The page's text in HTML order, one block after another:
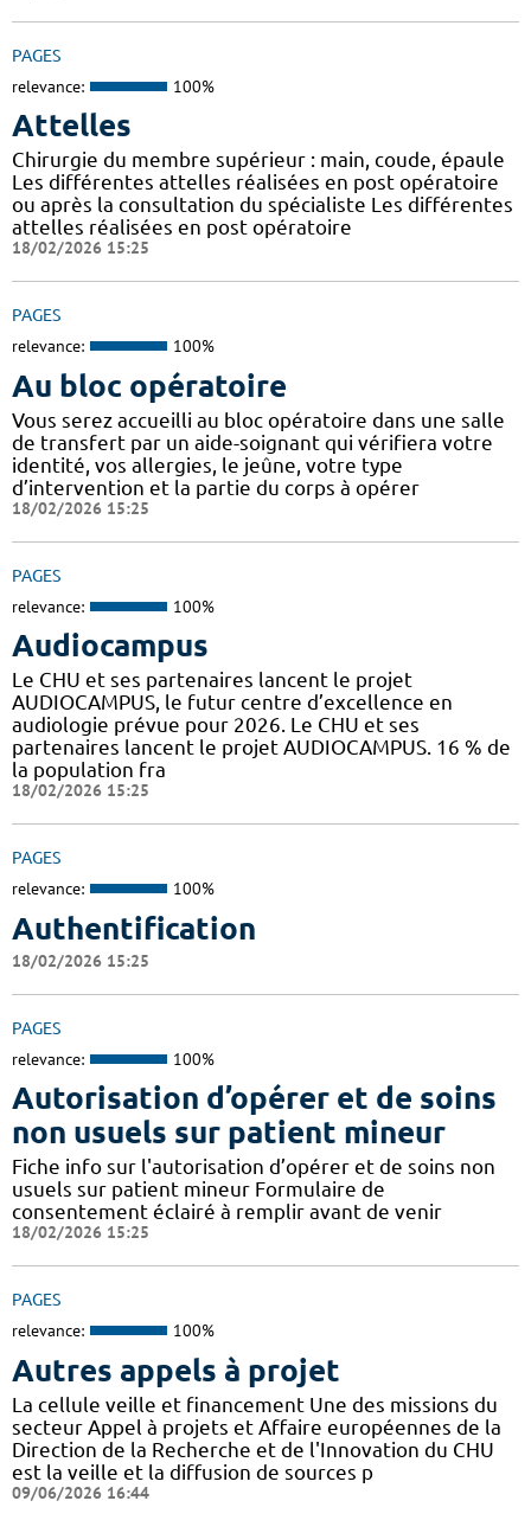
PAGES
relevance: 100%
Attelles
Chirurgie du membre supérieur : main, coude, épaule
Les différentes attelles réalisées en post opératoire
ou après la consultation du spécialiste Les différentes
attelles réalisées en post opératoire
18/02/2026 15:25
PAGES
relevance: 100%
Au bloc opératoire
Vous serez accueilli au bloc opératoire dans une salle
de transfert par un aide-soignant qui vérifiera votre
identité, vos allergies, le jeûne, votre type
d’intervention et la partie du corps à opérer
18/02/2026 15:25
PAGES
relevance: 100%
Audiocampus
Le CHU et ses partenaires lancent le projet
AUDIOCAMPUS, le futur centre d’excellence en
audiologie prévue pour 2026. Le CHU et ses
partenaires lancent le projet AUDIOCAMPUS. 16 % de
la population fra
18/02/2026 15:25
PAGES
relevance: 100%
Authentification
18/02/2026 15:25
PAGES
relevance: 100%
Autorisation d’opérer et de soins
non usuels sur patient mineur
Fiche info sur l'autorisation d’opérer et de soins non
usuels sur patient mineur Formulaire de
consentement éclairé à remplir avant de venir
18/02/2026 15:25
PAGES
relevance: 100%
Autres appels à projet
La cellule veille et financement Une des missions du
secteur Appel à projets et Affaire européennes de la
Direction de la Recherche et de l'Innovation du CHU
est la veille et la diffusion de sources p
09/06/2026 16:44